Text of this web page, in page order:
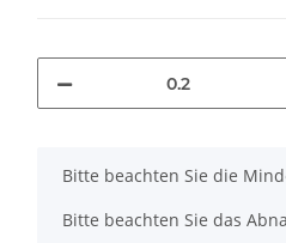
x
Bitte beachten Sie die
Bitte beachten Sie das